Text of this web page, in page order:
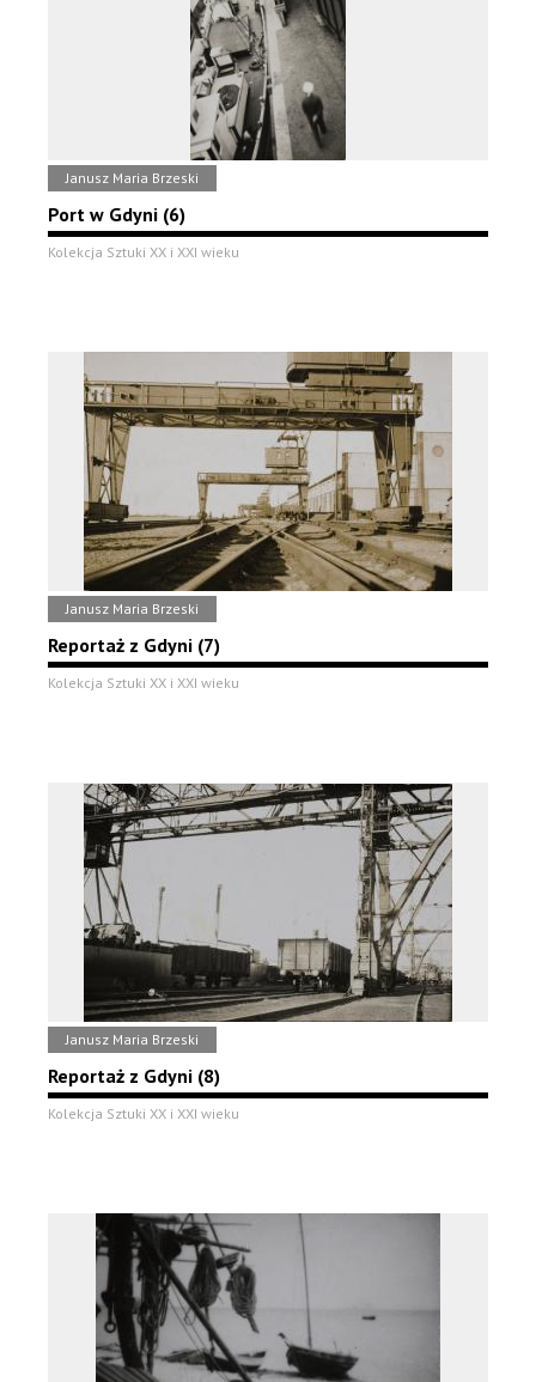
Janusz Maria Brzeski
Port w Gdyni (6)
Kolekcja Sztuki XX i XXI wieku
Janusz Maria Brzeski
Reportaż z Gdyni (7)
Kolekcja Sztuki XX i XXI wieku
Janusz Maria Brzeski
Reportaż z Gdyni (8)
Kolekcja Sztuki XX i XXI wieku